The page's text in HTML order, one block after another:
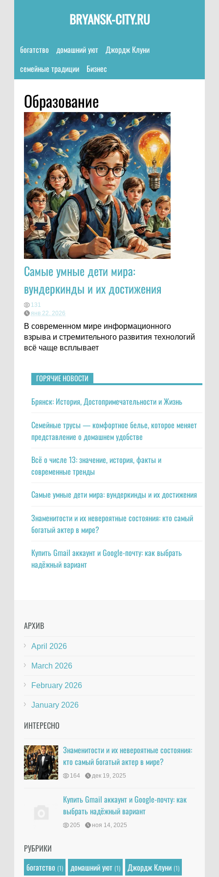
BRYANSK-CITY.RU
богатство домашний уют
Джордж Клуни
семейные традиции
Бизнес
Образование
Самые умные дети мира:
вундеркинды и их достижения
131
янв 22, 2026
В современном мире информационного
взрыва и стремительного развития технологий
всё чаще всплывает
ГОРЯЧИЕ НОВОСТИ
Брянск: История, Достопримечательности и Жизнь
Семейные трусы — комфортное белье, которое меняет
представление о домашнем удобстве
Всё о числе 13: значение, история, факты и
современные тренды
Самые умные дети мира: вундеркинды и их достижения
Знаменитости и их невероятные состояния: кто самый
богатый актер в мире?
Купить Gmail аккаунт и Google-почту: как выбрать
надёжный вариант
АРХИВ
April 2026
March 2026
February 2026
January 2026
ИНТЕРЕСНО
Знаменитости и их невероятные состояния:
кто самый богатый актер в мире?
164 дек 19, 2025
Купить Gmail аккаунт и Google-почту: как
выбрать надёжный вариант
205 ноя 14, 2025
РУБРИКИ
богатство (1) домашний уют (1) Джордж Клуни (1)